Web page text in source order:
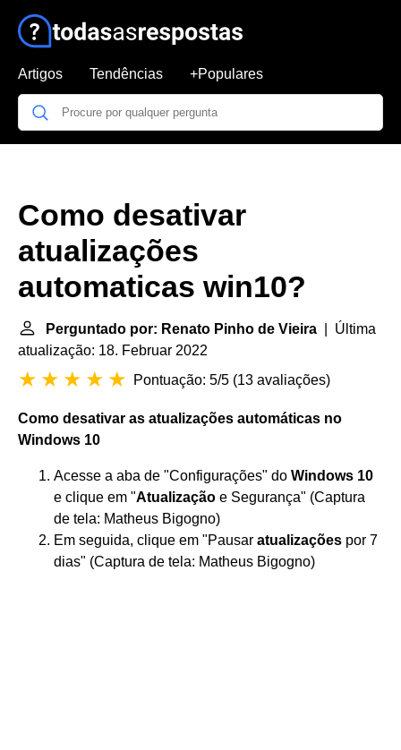
Artigos Tendências +Populares
Como desativar
atualizações
automaticas win10?
Perguntado por: Renato Pinho de Vieira | Última
atualização: 18. Februar 2022
Pontuação: 5/5 (13 avaliações)
Como desativar as atualizações automáticas no
Windows 10
Acesse a aba de "Configurações" do Windows 10
e clique em "Atualização e Segurança" (Captura
de tela: Matheus Bigogno)
Em seguida, clique em "Pausar atualizações por 7
dias" (Captura de tela: Matheus Bigogno)